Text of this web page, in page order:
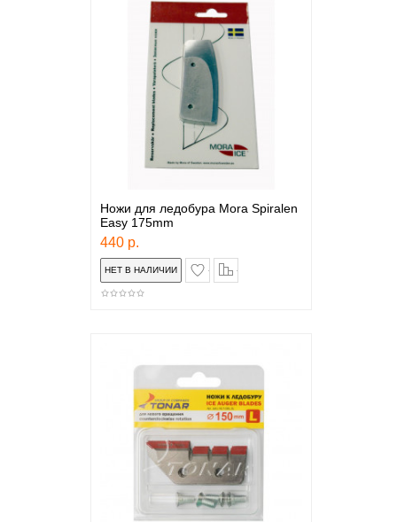
Ножи для ледобура Mora Spiralen
Easy 175mm
440 р.
в закладки